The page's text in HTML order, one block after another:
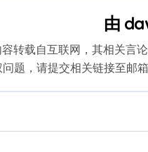
由
容转载自互联网，其相关言
题，请提交相关链接至邮